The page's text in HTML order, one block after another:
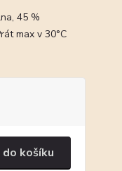
45 %
max v 30°C
košíku